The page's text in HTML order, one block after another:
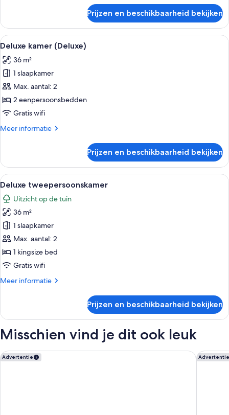
Twin
kamer
(Plus)
Prijzen en beschikbaarheid bekijken
Alle
foto's
voor
Deluxe
kamer
(Deluxe)
laden
Een moderne hotelkamer met een
4
Deluxe kamer (Deluxe)
36 m²
1 slaapkamer
Max. aantal: 2
2 eenpersoonsbedden
Gratis wifi
Meer informatie
Meer
kamer
(Deluxe)
Prijzen en beschikbaarheid bekijken
Alle
foto's
voor
Deluxe
tweepersoonskamer
laden
Een moderne hotelkamer met een
8
Deluxe tweepersoonskamer
Uitzicht op de tuin
36 m²
1 slaapkamer
Max. aantal: 2
1 kingsize bed
Gratis wifi
Meer informatie
Meer
tweepersoonskamer
Prijzen en beschikbaarheid bekijken
Misschien vind je dit ook leuk
Advertentie
Garner Hotel Maastricht by IHG Advertentie